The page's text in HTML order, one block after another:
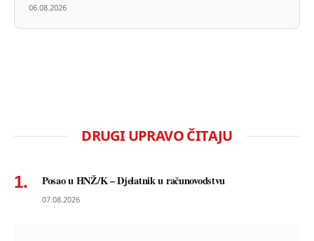
06.08.2026
DRUGI UPRAVO ČITAJU
Posao u HNŽ/K – Djelatnik u računovodstvu
07.08.2026